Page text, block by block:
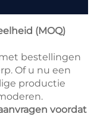
(MOQ)
bestellingen
Of u nu een
productie
voordat